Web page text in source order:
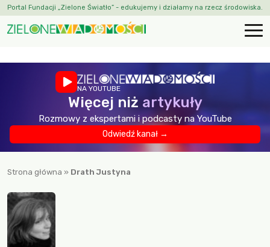
Portal Fundacji „Zielone Światło” - edukujemy i działamy na rzecz środowiska.
NA YOUTUBE
Więcej niż artykuły
Rozmowy z ekspertami i podcasty na YouTube
Odwiedź kanał →
Strona główna » Drath Justyna